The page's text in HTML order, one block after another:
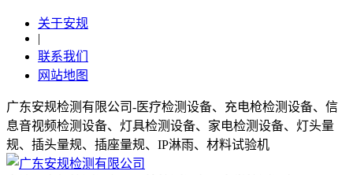
关于安规
|
联系我们
网站地图
广东安规检测有限公司-医疗检测设备、充电枪检测设备、信
息音视频检测设备、灯具检测设备、家电检测设备、灯头量
规、插头量规、插座量规、IP淋雨、材料试验机